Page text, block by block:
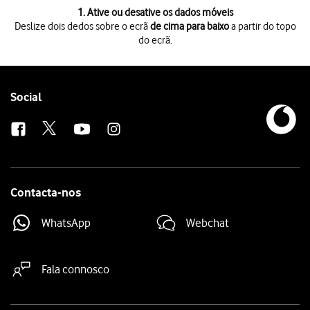
1. Ative ou desative os dados móveis
Deslize dois dedos sobre o ecrãde cima para baixoa partir do topo
do ecrã.
Primao ícone de dados móveispara ativar ou desativar a função.
Follow
Social
Contacta-nos
WhatsApp Webchat
Fala connosco